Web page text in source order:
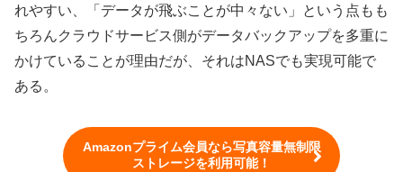
れやすい、「データが飛ぶことが中々ない」という点もも
ちろんクラウドサービス側がデータバックアップを多重に
かけていることが理由だが、それはNASでも実現可能で
ある。
Amazonプライム会員なら写真容量無制限
ストレージを利用可能！